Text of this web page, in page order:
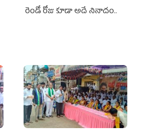
రెండో రోజు కూడా అదే నినాదం..